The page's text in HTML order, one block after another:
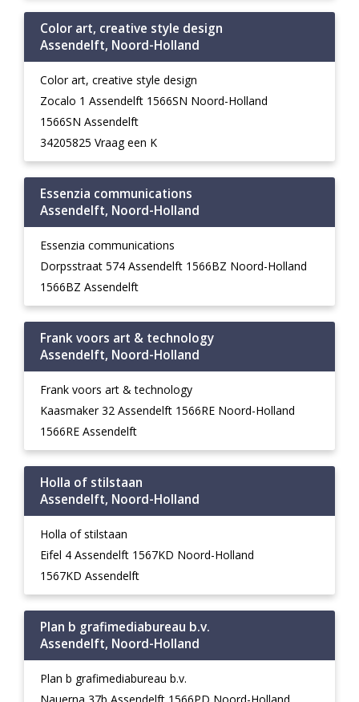
Color art, creative style design
Assendelft, Noord-Holland
Color art, creative style design
Zocalo 1 Assendelft 1566SN Noord-Holland
1566SN Assendelft
34205825 Vraag een K
Essenzia communications
Assendelft, Noord-Holland
Essenzia communications
Dorpsstraat 574 Assendelft 1566BZ Noord-Holland
1566BZ Assendelft
Frank voors art & technology
Assendelft, Noord-Holland
Frank voors art & technology
Kaasmaker 32 Assendelft 1566RE Noord-Holland
1566RE Assendelft
Holla of stilstaan
Assendelft, Noord-Holland
Holla of stilstaan
Eifel 4 Assendelft 1567KD Noord-Holland
1567KD Assendelft
Plan b grafimediabureau b.v.
Assendelft, Noord-Holland
Plan b grafimediabureau b.v.